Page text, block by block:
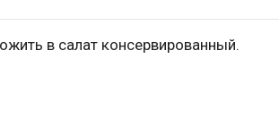
в салат консервированный.